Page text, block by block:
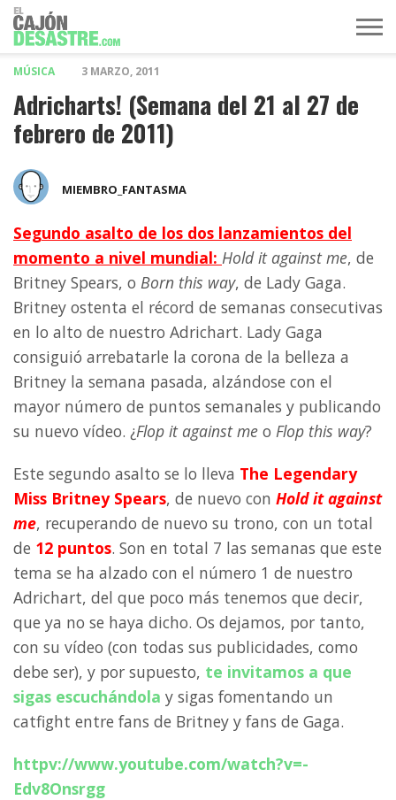
MÚSICA 3 MARZO, 2011
Adricharts! (Semana del 21 al 27 de
febrero de 2011)
MIEMBRO_FANTASMA
Segundo asalto de los dos lanzamientos del
momento a nivel mundial: Hold it against me, de
Britney Spears, o Born this way, de Lady Gaga.
Britney ostenta el récord de semanas consecutivas
en lo alto de nuestro Adrichart. Lady Gaga
consiguió arrebatarle la corona de la belleza a
Britney la semana pasada, alzándose con el
mayor número de puntos semanales y publicando
su nuevo vídeo. ¿Flop it against me o Flop this way?
Este segundo asalto se lo lleva The Legendary
Miss Britney Spears, de nuevo con Hold it against
me, recuperando de nuevo su trono, con un total
de 12 puntos. Son en total 7 las semanas que este
tema se ha alzado con el número 1 de nuestro
Adrichart, del que poco más tenemos que decir,
que ya no se haya dicho. Os dejamos, por tanto,
con su vídeo (con todas sus publicidades, como
debe ser), y por supuesto, te invitamos a que
sigas escuchándola y sigas fomentando un
catfight entre fans de Britney y fans de Gaga.
httpv://www.youtube.com/watch?v=-
Edv8Onsrgg